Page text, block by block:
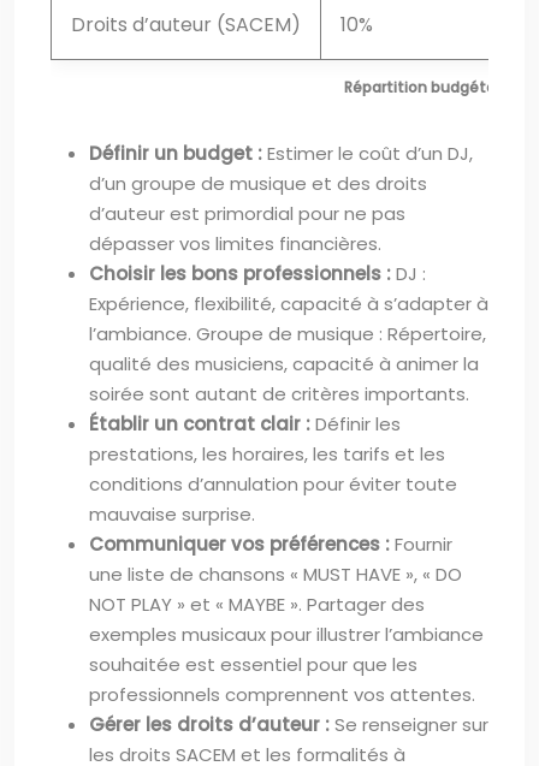
Répartition budgétaire
Droits d’auteur (SACEM) 10%
Définir un budget :Estimer le coût d’un DJ,
d’un groupe de musique et des droits
d’auteur est primordial pour ne pas
dépasser vos limites financières.
Choisir les bons professionnels :DJ :
Expérience, flexibilité, capacité à s’adapter à
l’ambiance. Groupe de musique : Répertoire,
qualité des musiciens, capacité à animer la
soirée sont autant de critères importants.
Établir un contrat clair :Définir les
prestations, les horaires, les tarifs et les
conditions d’annulation pour éviter toute
mauvaise surprise.
Communiquer vos préférences :Fournir
une liste de chansons « MUST HAVE », « DO
NOT PLAY » et « MAYBE ». Partager des
exemples musicaux pour illustrer l’ambiance
souhaitée est essentiel pour que les
professionnels comprennent vos attentes.
Gérer les droits d’auteur :Se renseigner sur
les droits SACEM et les formalités à